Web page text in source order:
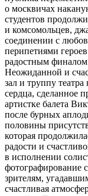
о москвичах
студентов
и комсомольцев,
соединении с
перипетиями
радостным финалом
Неожиданной и
зал и труппу
сердца, сделанное
артистке балета
после бурных
половины
которая
радости и
в исполнении
фотографирование
зрителям,
счастливая